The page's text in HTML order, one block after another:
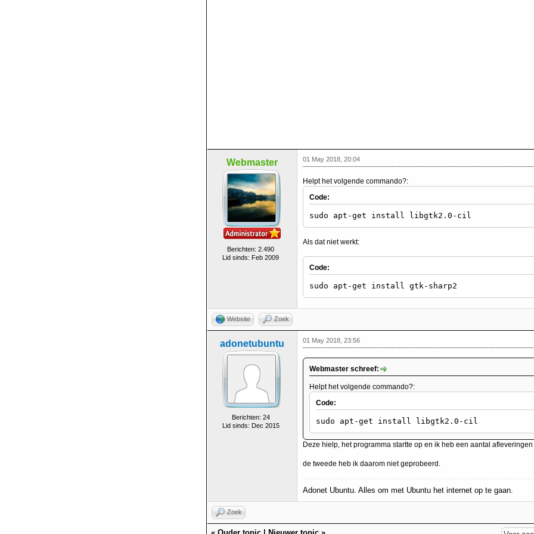
Webmaster
Berichten: 2.490
Lid sinds: Feb 2009
01 May 2018, 20:04
Helpt het volgende commando?:
Code:
sudo apt-get install libgtk2.0-cil
Als dat niet werkt:
Code:
sudo apt-get install gtk-sharp2
Website Zoek
adonetubuntu
Berichten: 24
Lid sinds: Dec 2015
01 May 2018, 23:56
Webmaster schreef:
Helpt het volgende commando?:
Code:
sudo apt-get install libgtk2.0-cil
Deze hielp, het programma startte op en ik heb een aantal
de tweede heb ik daarom niet geprobeerd.
Adonet Ubuntu. Alles om met Ubuntu het internet op te gaan.
Zoek